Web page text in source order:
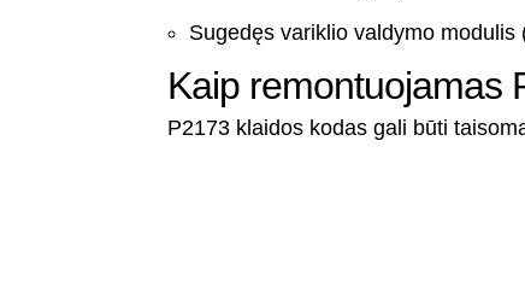
Sugedęs variklio valdymo modulis
Kaip remontuojamas
P2173 klaidos kodas gali būti